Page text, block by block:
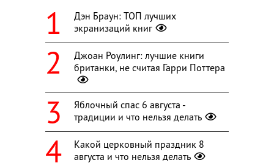
Дэн Браун: ТОП лучших
экранизаций книг
Джоан Роулинг: лучшие книги
британки, не считая Гарри Поттера
Яблочный спас 6 августа -
традиции и что нельзя делать
Какой церковный праздник 8
августа и что нельзя делать